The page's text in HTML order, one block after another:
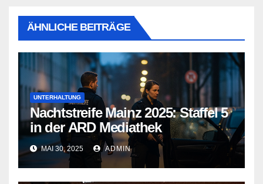
ÄHNLICHE BEITRÄGE
UNTERHALTUNG
Nachtstreife Mainz 2025: Staffel 5
in der ARD Mediathek
MAI 30, 2025 ADMIN